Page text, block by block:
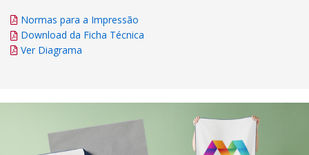
Normas para a Impressão
Download da Ficha Técnica
Ver Diagrama